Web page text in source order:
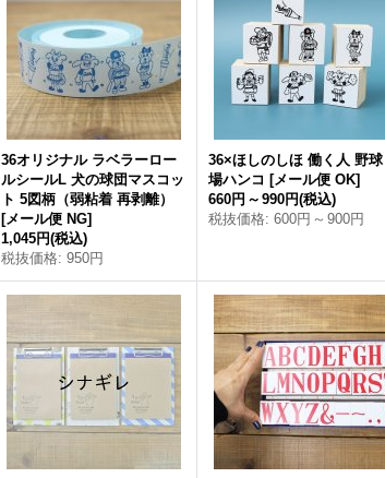
36オリジナル ラベラーロー
ルシールL 犬の球団マスコッ
ト 5図柄（弱粘着 再剥離）
[メール便 NG]
1,045円(税込)
税抜価格: 950円
36×ほしのしほ 働く人 野球
場ハンコ [メール便 OK]
660円 ～ 990円(税込)
税抜価格: 600円 ～ 900円